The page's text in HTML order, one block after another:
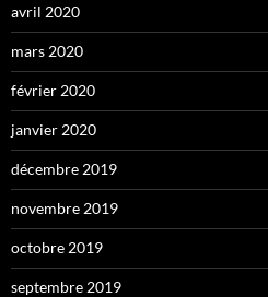
avril 2020
mars 2020
février 2020
janvier 2020
décembre 2019
novembre 2019
octobre 2019
septembre 2019